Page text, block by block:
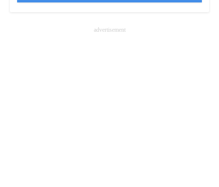
製造業のIT導入・活用を支援advertisement